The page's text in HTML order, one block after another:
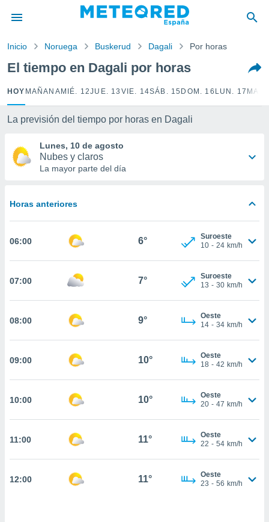
por
para
que se
calidad.
a este
y
digital
permite
seguir
coste.
a la
todas
nuestros
nos
análisis
perfil
CONFIGURACIÓN
Inicio Noruega Buskerud Dagali Por horas
El tiempo en Dagali por horas
HOY MAÑANA MIÉ. 12JUE. 13 VIE. 14SÁB. 15 DOM. 16 LUN. 17
La previsión del tiempo por horas en Dagali
Lunes, 10 de agosto
Nubes y claros
La mayor parte del día
Horas anteriores
06:00 6°
Suroeste
10 - 24 km/h
07:00 7°
Suroeste
13 - 30 km/h
08:00 9°
Oeste
14 - 34 km/h
09:00 10°
Oeste
18 - 42 km/h
10:00 10°
Oeste
20 - 47 km/h
11:00 11°
Oeste
22 - 54 km/h
12:00 11°
Oeste
23 - 56 km/h